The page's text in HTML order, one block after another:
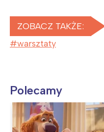
ZOBACZ TAKŻE:
warsztaty
Polecamy